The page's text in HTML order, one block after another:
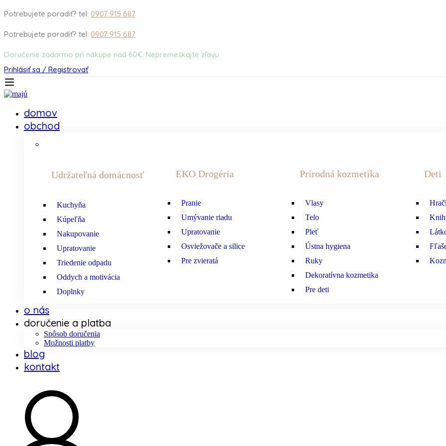
Potrebujete poradiť? tel: 0907 915 687
Potrebujete poradiť? tel: 0907 915 687
Doručenie zadarmo pri nákupe nad 60€. Nepremeškajte zľavu.
Prihlásiť sa / Registrovať
domov
obchod
Udržateľná domácnosť
Kuchyňa
Kúpeľňa
Nakupovanie
Upratovanie
Triedenie odpadu
Oddych a motivácia
Doplnky
EKO Drogéria
Pranie
Umývanie riadu
Upratovanie
Osviežovače a silice
Pre zvieratá
Prírodná kozmetika
Vlasy
Telo
Pleť
Ústna hygiena
Ruky
Dekoratívna kozmetika
Pre deti
Deti
o nás
doručenie a platba
Spôsob doručenia
Možnosti platby
blog
kontakt